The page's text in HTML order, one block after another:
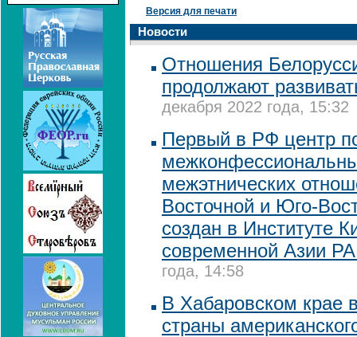
Версия для печати
Новости
Отношения
продолжают
декабря 2022 года, 15:32
Первый в РФ центр
межэтнических
Восточной и Юго-
создан в Институте
современной Азии
года, 14:58
В Хабаровском крае
страны